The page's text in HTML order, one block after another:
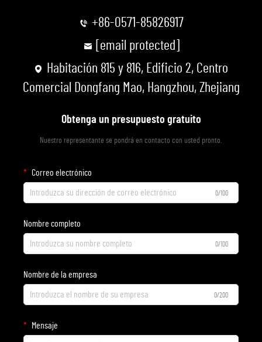
+86-0571-85826917
[email protected]
Habitación 815 y 816, Edificio 2, Centro
Comercial Dongfang Mao, Hangzhou, Zhejiang
Obtenga un presupuesto gratuito
Nuestro representante se pondrá en contacto con usted pronto.
Correo electrónico
0/100
Nombre completo
0/100
Nombre de la empresa
0/200
Mensaje